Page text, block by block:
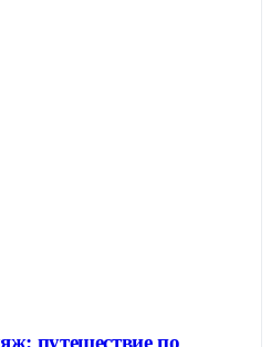
путешествие по